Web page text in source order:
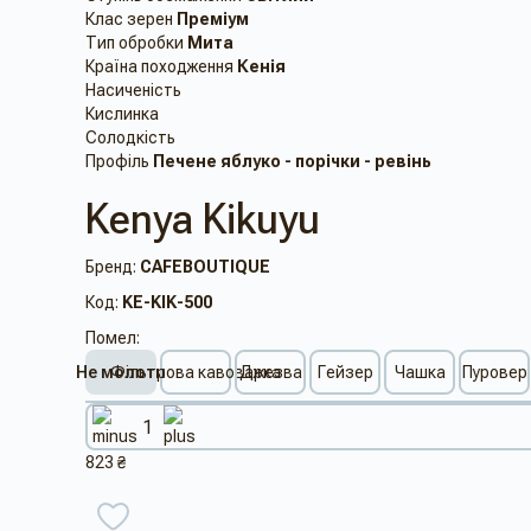
Клас зерен Преміум
Тип обробки Мита
Країна походження Кенія
Насиченість
Кислинка
Солодкість
Профіль Печене яблуко - порічки - ревінь
Kenya Kikuyu
Бренд: CAFEBOUTIQUE
Код: KE-KIK-500
Помел:
Не молоти
Фільтрова кавоварка
Джезва Гейзер Чашка Пуровер
823 ₴